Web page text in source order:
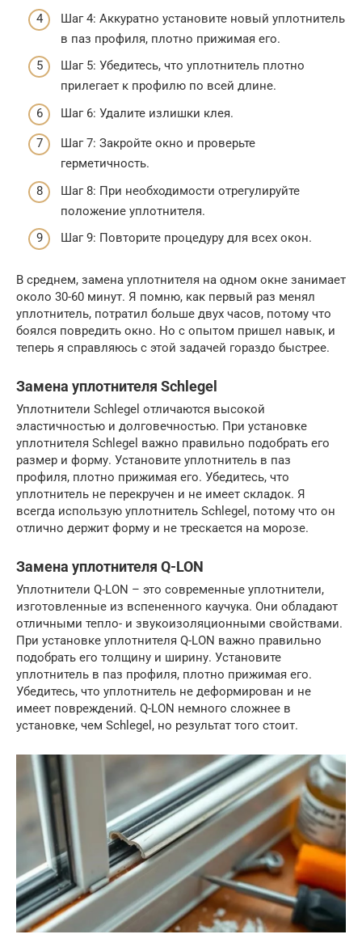
Шаг 4: Аккуратно установите новый уплотнитель
в паз профиля, плотно прижимая его.
Шаг 5: Убедитесь, что уплотнитель плотно
прилегает к профилю по всей длине.
Шаг 6: Удалите излишки клея.
Шаг 7: Закройте окно и проверьте
герметичность.
Шаг 8: При необходимости отрегулируйте
положение уплотнителя.
Шаг 9: Повторите процедуру для всех окон.
В среднем, замена уплотнителя на одном окне занимает
около 30-60 минут. Я помню, как первый раз менял
уплотнитель, потратил больше двух часов, потому что
боялся повредить окно. Но с опытом пришел навык, и
теперь я справляюсь с этой задачей гораздо быстрее.
Замена уплотнителя Schlegel
Уплотнители Schlegel отличаются высокой
эластичностью и долговечностью. При установке
уплотнителя Schlegel важно правильно подобрать его
размер и форму. Установите уплотнитель в паз
профиля, плотно прижимая его. Убедитесь, что
уплотнитель не перекручен и не имеет складок. Я
всегда использую уплотнитель Schlegel, потому что он
отлично держит форму и не трескается на морозе.
Замена уплотнителя Q-LON
Уплотнители Q-LON – это современные уплотнители,
изготовленные из вспененного каучука. Они обладают
отличными тепло- и звукоизоляционными свойствами.
При установке уплотнителя Q-LON важно правильно
подобрать его толщину и ширину. Установите
уплотнитель в паз профиля, плотно прижимая его.
Убедитесь, что уплотнитель не деформирован и не
имеет повреждений. Q-LON немного сложнее в
установке, чем Schlegel, но результат того стоит.